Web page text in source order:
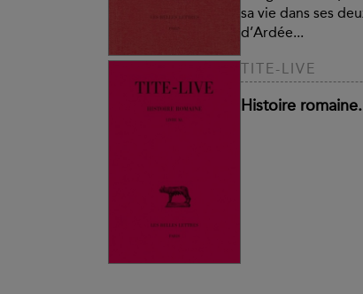
sa vie dans ses
d’Ardée...
TITE-LIVE
Histoire